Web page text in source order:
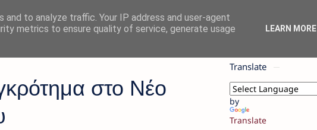
στο Νέο
Translate
by
Translate
to analyze traffic. Your IP address and user-agent
metrics to ensure quality of service, generate usage
LEARN MORE